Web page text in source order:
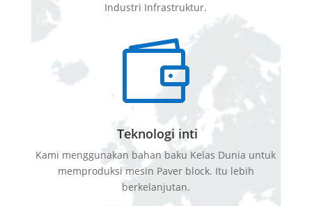
Industri Infrastruktur.

Teknologi inti
Kami menggunakan bahan baku Kelas Dunia untuk
memproduksi mesin Paver block. Itu lebih
berkelanjutan.